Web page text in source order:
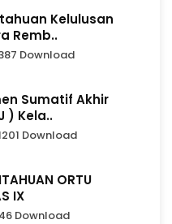
Kelulusan
Remb..
Download
Sumatif Akhir
) Kela..
Download
ORTU
IX
Download